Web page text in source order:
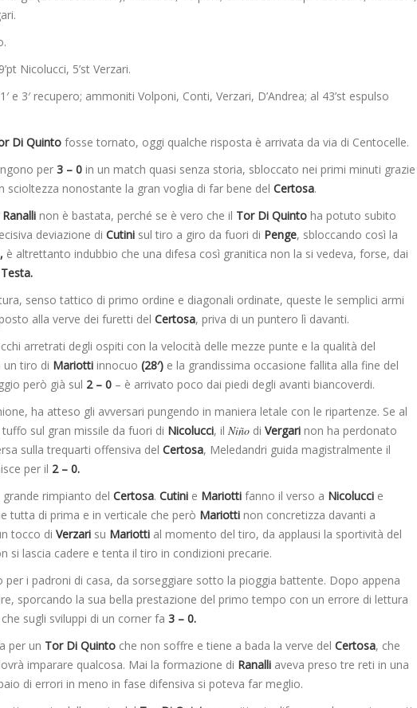
Nicolucci, 5’st Verzari.
e 3′ recupero; ammoniti Volponi, Conti, Verzari, D’Andrea; al 43’st espulso
Di Quinto fosse tornato, oggi qualche risposta è arrivata da via di Centocelle.
per 3 – 0 in un match quasi senza storia, sbloccato nei primi minuti grazie
scioltezza nonostante la gran voglia di far bene del Certosa.
Ranalli non è bastata, perché se è vero che il Tor Di Quinto ha potuto subito
deviazione di Cutini sul tiro a giro da fuori di Penge, sbloccando così la
è altrettanto indubbio che una difesa così granitica non la si vedeva, forse, dai
senso tattico di primo ordine e diagonali ordinate, queste le semplici armi
alla verve dei furetti del Certosa, priva di un puntero lì davanti.
arretrati degli ospiti con la velocità delle mezze punte e la qualità del
un tiro di Mariotti innocuo (28′) e la grandissima occasione fallita alla fine del
però già sul 2 – 0 – è arrivato poco dai piedi degli avanti biancoverdi.
ha atteso gli avversari pungendo in maniera letale con le ripartenze. Se al
tuffo sul gran missile da fuori di Nicolucci, il Niño di Vergari non ha perdonato
sulla trequarti offensiva del Certosa, Meledandri guida magistralmente il
per il 2 – 0.
rimpianto del Certosa. Cutini e Mariotti fanno il verso a Nicolucci e
tutta di prima e in verticale che però Mariotti non concretizza davanti a
tocco di Verzari su Mariotti al momento del tiro, da applausi la sportività del
si lascia cadere e tenta il tiro in condizioni precarie.
per i padroni di casa, da sorseggiare sotto la pioggia battente. Dopo appena
sporcando la sua bella prestazione del primo tempo con un errore di lettura
sugli sviluppi di un corner fa 3 – 0.
per un Tor Di Quinto che non soffre e tiene a bada la verve del Certosa, che
imparare qualcosa. Mai la formazione di Ranalli aveva preso tre reti in una
di errori in meno in fase difensiva si poteva far meglio.